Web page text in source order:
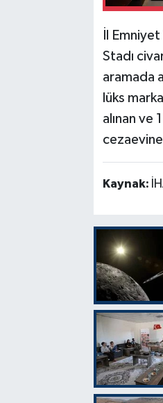
İl
Stadı
aramada
lüks
alınan ve
Kaynak: